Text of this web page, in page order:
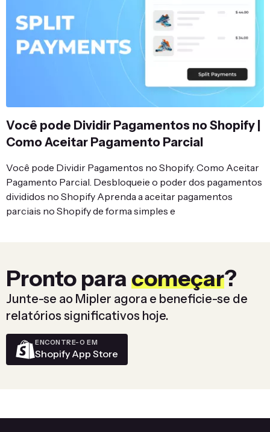
Você pode Dividir Pagamentos no Shopify |
Como Aceitar Pagamento Parcial
Você pode Dividir Pagamentos no Shopify. Como Aceitar
Pagamento Parcial. Desbloqueie o poder dos pagamentos
divididos no Shopify Aprenda a aceitar pagamentos
parciais no Shopify de forma simples e
Pronto para começar?
Junte-se ao Mipler agora e beneficie-se de
relatórios significativos hoje.
ENCONTRE-O EM
Shopify App Store